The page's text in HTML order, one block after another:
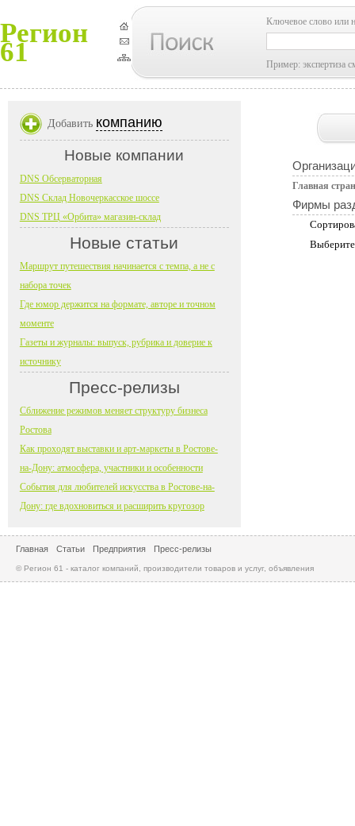
Регион
61
Ключевое слово или
Пример: экспертиза
Главная
Фирмы
Добавить компанию
Новые компании
DNS Обсерваторная
DNS Склад Новочеркасское шоссе
DNS ТРЦ «Орбита» магазин-склад
Новые статьи
Маршрут путешествия начинается с темпа, а не с
набора точек
Где юмор держится на формате, авторе и точном
моменте
Газеты и журналы: выпуск, рубрика и доверие к
источнику
Пресс-релизы
Сближение режимов меняет структуру бизнеса
Ростова
Как проходят выставки и арт-маркеты в Ростове-
на-Дону: атмосфера, участники и особенности
События для любителей искусства в Ростове-на-
Дону: где вдохновиться и расширить кругозор
Главная Статьи Предприятия Пресс-релизы
© Регион 61 - каталог компаний, производители товаров и услуг, объявления